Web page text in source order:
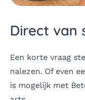
Direct van
Een korte vraag
nalezen. Of even
is mogelijk met